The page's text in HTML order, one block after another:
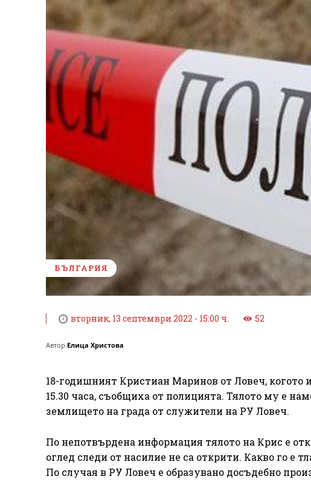
БЪЛГАРИЯ
вторник, 13 септември 2022 - 15:00 ч. 52
Автор Елица Христова
18-годишният Кристиан Маринов от Ловеч, когото
15.30 часа, съобщиха от полицията. Тялото му е
землището на града от служители на РУ Ловеч.
По непотвърдена информация тялото на Крис е
оглед следи от насилие не са открити. Какво го е
По случая в РУ Ловеч е образувано досъдебно